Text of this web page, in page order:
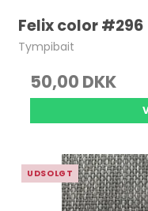
Felix color #296
Tympibait
50,00 DKK
UDSOLGT